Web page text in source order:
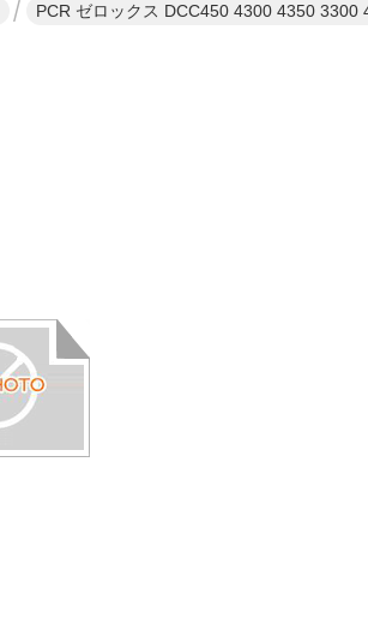
PCR ゼロックス DCC450 4300 4350 3300